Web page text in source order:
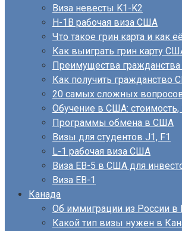
Виза невесты K1-K2
H-1B рабочая виза США
Что такое грин карта и как
Как выиграть грин карту
Преимущества
Как получить гражданство
20 самых сложных
Обучение в США: стоимость,
Программы обмена в США
Визы для студентов J1, F1
L-1 рабочая виза США
Виза EB-5 в США для
Виза ЕВ-1
Канада
Об иммиграции из России в
Какой тип визы нужен в